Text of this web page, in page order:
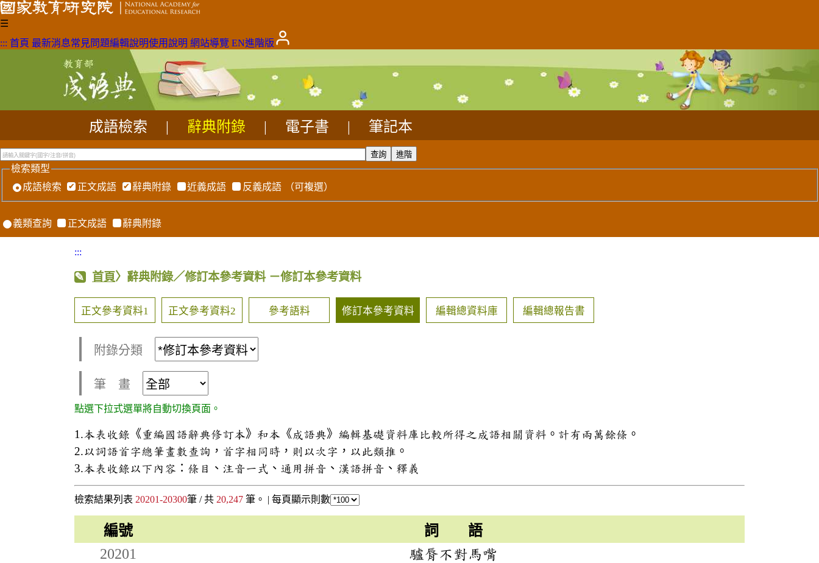
☰
::: 首頁 最新消息常見問題編輯說明使用說明 網站導覽 EN進階版
成語檢索 辭典附錄 電子書 筆記本
檢索類型
成語檢索
正文成語 辭典附錄 近義成語 反義成語 （可複選）
義類查詢 正文成語 辭典附錄
:::
首頁〉辭典附錄／修訂本參考資料 －修訂本參考資料
正文參考資料1 正文參考資料2 參考語料 修訂本參考資料 編輯總資料庫 編輯總報告書
附錄分類
筆 畫
點選下拉式選單將自動切換頁面。
1.本表收錄《重編國語辭典修訂本》和本《成語典》編輯基礎資料庫比較所得之成語相關資料。計有兩萬餘條。
2.以詞語首字總筆畫數查詢，首字相同時，則以次字，以此類推。
3.本表收錄以下內容：條目、注音一式、通用拼音、漢語拼音、釋義
檢索結果列表 20201-20300筆 / 共 20,247 筆。 | 每頁顯示則數
編號
詞 語
20201
驢脣不對馬嘴